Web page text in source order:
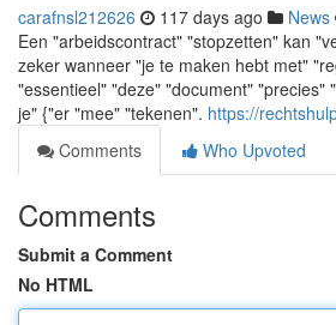
carafnsl212626 117 days ago News
Een "arbeidscontract" "stopzetten" kan
zeker wanneer "je te maken hebt met"
"essentieel" "deze" "document" "precies"
je" {"er "mee" "tekenen". https://
Comments
Who Upvoted
Comments
Submit a Comment
No HTML